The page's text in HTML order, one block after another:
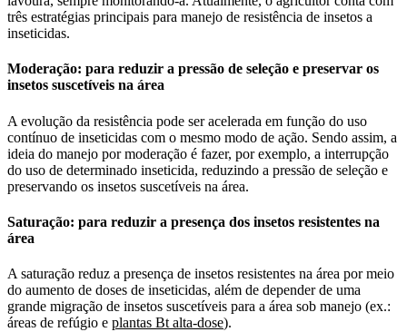
três estratégias principais para manejo de resistência de insetos a
inseticidas.
Moderação: para reduzir a pressão de seleção e preservar os
insetos suscetíveis na área
A evolução da resistência pode ser acelerada em função do uso
contínuo de inseticidas com o mesmo modo de ação. Sendo assim, a
ideia do manejo por moderação é fazer, por exemplo, a interrupção
do uso de determinado inseticida, reduzindo a pressão de seleção e
preservando os insetos suscetíveis na área.
Saturação: para reduzir a presença dos insetos resistentes na
área
A saturação reduz a presença de insetos resistentes na área por meio
do aumento de doses de inseticidas, além de depender de uma
grande migração de insetos suscetíveis para a área sob manejo (ex.:
áreas de refúgio e plantas Bt alta-dose).